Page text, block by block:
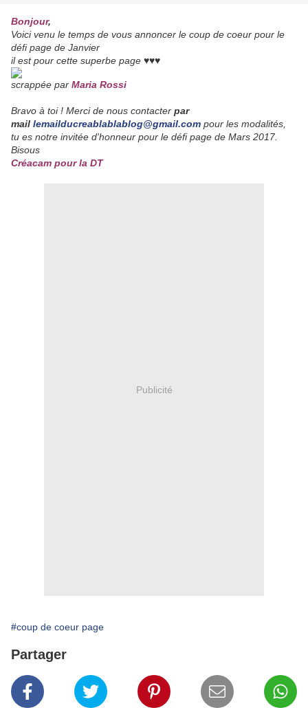
Bonjour,
Voici venu le temps de vous annoncer le coup de coeur pour le
défi page de Janvier
il est pour cette superbe page ♥♥♥
scrappée par Maria Rossi
Bravo à toi ! Merci de nous contacter par
mail lemailducreablablablog@gmail.com pour les modalités,
tu es notre invitée d'honneur pour le défi page de Mars 2017.
Bisous
Créacam pour la DT
Publicité
#coup de coeur page
Partager